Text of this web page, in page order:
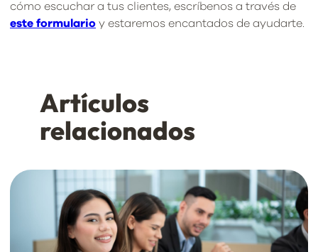
cómo escuchar a tus clientes, escríbenos a través de
este formulario y estaremos encantados de ayudarte.
Artículos
relacionados